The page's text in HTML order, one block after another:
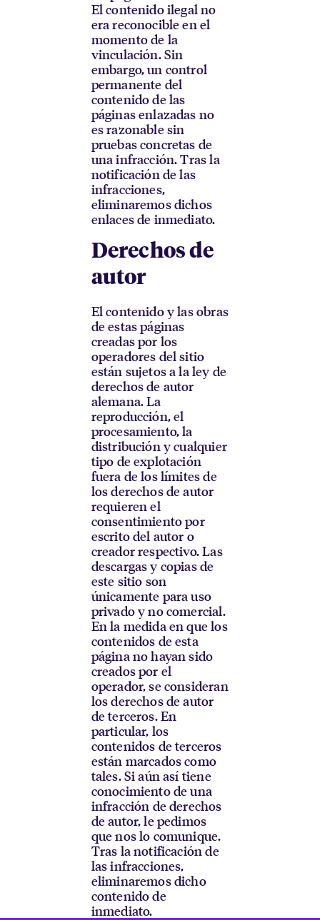
El contenido ilegal no
era reconocible en el
momento de la
vinculación. Sin
embargo, un control
permanente del
contenido de las
páginas enlazadas no
es razonable sin
pruebas concretas de
una infracción. Tras la
notificación de las
infracciones,
eliminaremos dichos
enlaces de inmediato.
Derechos de
autor
El contenido y las obras
de estas páginas
creadas por los
operadores del sitio
están sujetos a la ley de
derechos de autor
alemana. La
reproducción, el
procesamiento, la
distribución y cualquier
tipo de explotación
fuera de los límites de
los derechos de autor
requieren el
consentimiento por
escrito del autor o
creador respectivo. Las
descargas y copias de
este sitio son
únicamente para uso
privado y no comercial.
En la medida en que los
contenidos de esta
página no hayan sido
creados por el
operador, se consideran
los derechos de autor
de terceros. En
particular, los
contenidos de terceros
están marcados como
tales. Si aún así tiene
conocimiento de una
infracción de derechos
de autor, le pedimos
que nos lo comunique.
Tras la notificación de
las infracciones,
eliminaremos dicho
contenido de
inmediato.